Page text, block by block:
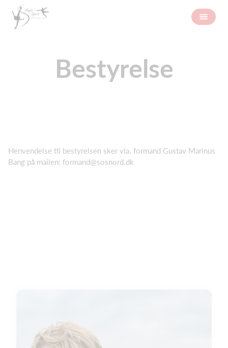
Bestyrelse
Henvendelse til bestyrelsen sker via. formand Gustav Marinus
Bang på mailen: formand@sosnord.dk